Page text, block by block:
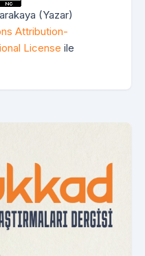
(Yazar)
Attribution-
License ile